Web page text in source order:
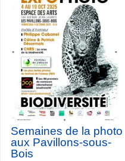
Semaines de la photo
aux Pavillons-sous-
Bois